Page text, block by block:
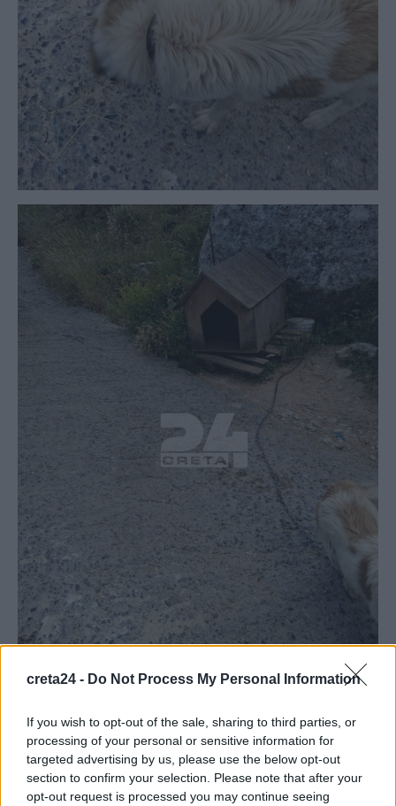
creta24 - Do Not Process My Personal Information
If you wish to opt-out of the sale, sharing to third parties, or
processing of your personal or sensitive information for
targeted advertising by us, please use the below opt-out
section to confirm your selection. Please note that after your
opt-out request is processed you may continue seeing
ιδιοκτήτης του σκύλου. Διαπιστώθηκε ότι το ζώο είχε
μικροτσίπ και ήταν εμβολιασμένο, όμως δεν ήταν
στειρωμένο. Ζητήθηκε κτηνιατρική εξέταση από την
Κτηνιατρική Υπηρεσία της ΠεριφέρειαςΚρήτηςκαι